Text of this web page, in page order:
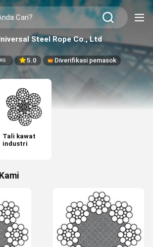
Steel Rope Co., Ltd
5.0 Diverifikasi pemasok
Tali kawat
industri